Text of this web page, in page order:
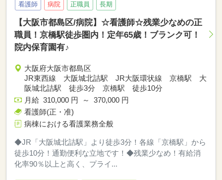
看護師 病院 正職員 長期
【大阪市都島区/病院】☆看護師☆残業少なめの正
職員！京橋駅徒歩圏内！定年65歳！ブランク可！
院内保育園有♪
大阪府大阪市都島区
JR東西線 大阪城北詰駅 JR大阪環状線 京橋駅 大
阪城北詰駅 徒歩3分 京橋駅 徒歩10分
月給 310,000 円 ～ 370,000 円
看護師(正・准)
病棟における看護業務全般
◆JR「大阪城北詰駅」より徒歩3分！各線「京橋駅」から
徒歩10分！通勤便利な立地です！◆残業少なめ！有給消
化率90％以上と高く、プライ...